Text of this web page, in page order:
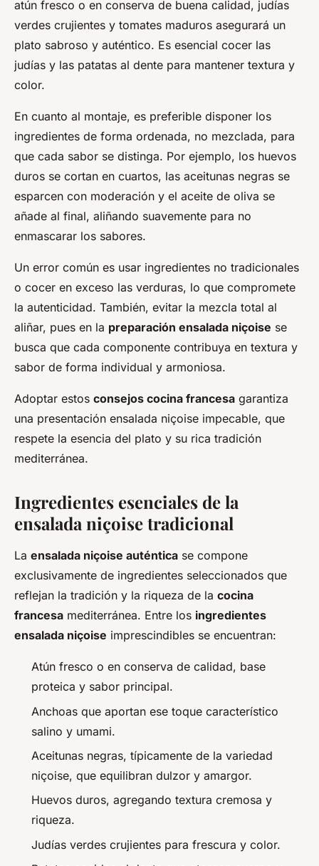
atún fresco o en conserva de buena calidad, judías
verdes crujientes y tomates maduros asegurará un
plato sabroso y auténtico. Es esencial cocer las
judías y las patatas al dente para mantener textura y
color.
En cuanto al montaje, es preferible disponer los
ingredientes de forma ordenada, no mezclada, para
que cada sabor se distinga. Por ejemplo, los huevos
duros se cortan en cuartos, las aceitunas negras se
esparcen con moderación y el aceite de oliva se
añade al final, aliñando suavemente para no
enmascarar los sabores.
Un error común es usar ingredientes no tradicionales
o cocer en exceso las verduras, lo que compromete
la autenticidad. También, evitar la mezcla total al
aliñar, pues en la preparación ensalada niçoise se
busca que cada componente contribuya en textura y
sabor de forma individual y armoniosa.
Adoptar estos consejos cocina francesa garantiza
una presentación ensalada niçoise impecable, que
respete la esencia del plato y su rica tradición
mediterránea.
Ingredientes esenciales de la
ensalada niçoise tradicional
La ensalada niçoise auténtica se compone
exclusivamente de ingredientes seleccionados que
reflejan la tradición y la riqueza de la cocina
francesa mediterránea. Entre los ingredientes
ensalada niçoise imprescindibles se encuentran:
Atún fresco o en conserva de calidad, base
proteica y sabor principal.
Anchoas que aportan ese toque característico
salino y umami.
Aceitunas negras, típicamente de la variedad
niçoise, que equilibran dulzor y amargor.
Huevos duros, agregando textura cremosa y
riqueza.
Judías verdes crujientes para frescura y color.